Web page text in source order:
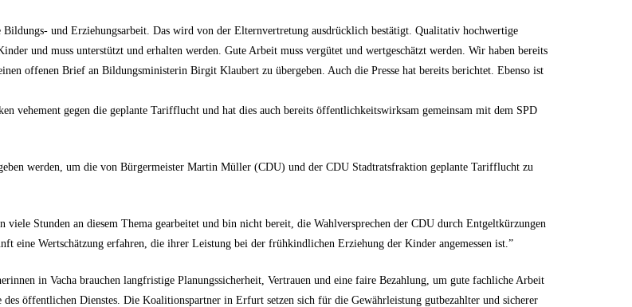
und Erziehungsarbeit. Das wird von der Elternvertretung ausdrücklich bestätigt. Qualitativ hochwertige
und muss unterstützt und erhalten werden. Gute Arbeit muss vergütet und wertgeschätzt werden. Wir haben bereits
offenen Brief an Bildungsministerin Birgit Klaubert zu übergeben. Auch die Presse hat bereits berichtet. Ebenso ist
vehement gegen die geplante Tarifflucht und hat dies auch bereits öffentlichkeitswirksam gemeinsam mit dem SPD
werden, um die von Bürgermeister Martin Müller (CDU) und der CDU Stadtratsfraktion geplante Tarifflucht zu
viele Stunden an diesem Thema gearbeitet und bin nicht bereit, die Wahlversprechen der CDU durch Entgeltkürzungen
eine Wertschätzung erfahren, die ihrer Leistung bei der frühkindlichen Erziehung der Kinder angemessen ist.”
in Vacha brauchen langfristige Planungssicherheit, Vertrauen und eine faire Bezahlung, um gute fachliche Arbeit
öffentlichen Dienstes. Die Koalitionspartner in Erfurt setzen sich für die Gewährleistung gutbezahlter und sicherer